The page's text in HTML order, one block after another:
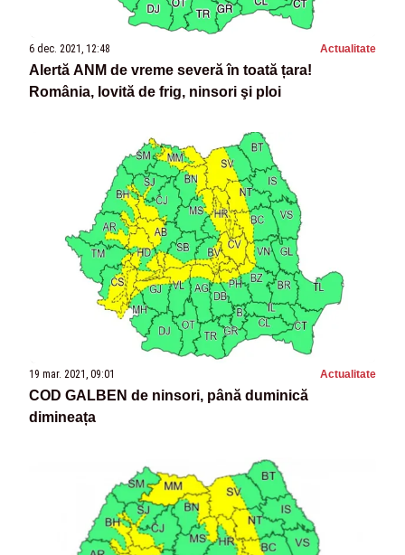
6 dec. 2021, 12:48 Actualitate
Alertă ANM de vreme severă în toată țara!
România, lovită de frig, ninsori şi ploi
19 mar. 2021, 09:01 Actualitate
COD GALBEN de ninsori, până duminică
dimineața